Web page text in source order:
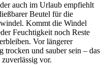
auch im Urlaub empfiehlt
Beutel für die
Kommt die Windel
Feuchtigkeit noch Reste
Vor längerer
trocken und sauber sein – das
vor.